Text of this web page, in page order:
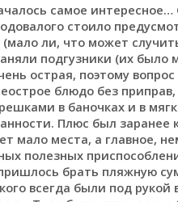
самое
стоило
ли, что может
подгузники (их было
острая, поэтому
блюдо без
в баночках и в
Плюс был заранее
мало места, а главное,
полезных
брать пляжную
всегда были под рукой